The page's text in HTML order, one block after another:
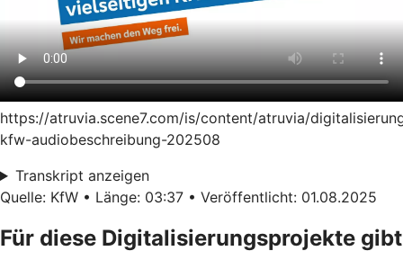
https://atruvia.scene7.com/is/content/atruvia/
kfw-audiobeschreibung-202508
Transkript anzeigen
Quelle: KfW • Länge: 03:37 • Veröffentlicht: 01.08.2025
Für diese Digitalisierungsprojekte gibt